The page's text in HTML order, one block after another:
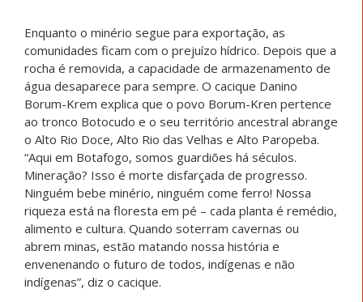
Enquanto o minério segue para exportação, as
comunidades ficam com o prejuízo hídrico. Depois que a
rocha é removida, a capacidade de armazenamento de
água desaparece para sempre. O cacique Danino
Borum-Krem explica que o povo Borum-Kren pertence
ao tronco Botocudo e o seu território ancestral abrange
o Alto Rio Doce, Alto Rio das Velhas e Alto Paropeba.
“Aqui em Botafogo, somos guardiões há séculos.
Mineração? Isso é morte disfarçada de progresso.
Ninguém bebe minério, ninguém come ferro! Nossa
riqueza está na floresta em pé – cada planta é remédio,
alimento e cultura. Quando soterram cavernas ou
abrem minas, estão matando nossa história e
envenenando o futuro de todos, indígenas e não
indígenas”, diz o cacique.